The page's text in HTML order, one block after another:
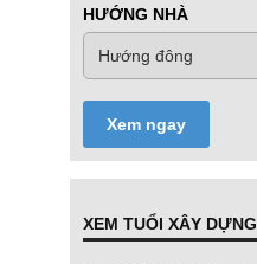
HƯỚNG NHÀ
Xem ngay
XEM TUỔI XÂY DỰNG